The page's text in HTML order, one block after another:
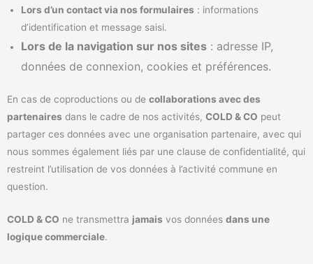
Lors d’un contact via nos formulaires : informations
d’identification et message saisi.
Lors de la navigation sur nos sites : adresse IP,
données de connexion, cookies et préférences.
En cas de coproductions ou de collaborations avec des
partenaires dans le cadre de nos activités, COLD & CO peut
partager ces données avec une organisation partenaire, avec qui
nous sommes également liés par une clause de confidentialité, qui
restreint l’utilisation de vos données à l’activité commune en
question.
COLD & CO ne transmettra jamais vos données dans une
logique commerciale.